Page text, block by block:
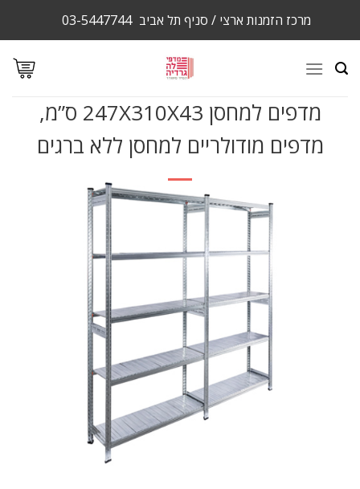
מרכז הזמנות ארצי / סניף תל אביב 03-5447744
מדפים למחסן 247X310X43 ס”מ,
מדפים מודולריים למחסן ללא ברגים